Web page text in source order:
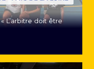
L’arbitre doit être